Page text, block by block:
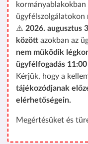
ügyfélszolgálatokon
⚠️ 2026. augusztus
között azokban az
nem működik
ügyfélfogadás
Kérjük, hogy a
tájékozódjanak
elérhetőségein.
Megértésüket és